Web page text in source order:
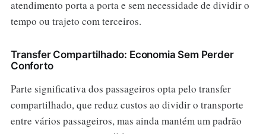
atendimento porta a porta e sem necessidade de dividir o
tempo ou trajeto com terceiros.
Transfer Compartilhado: Economia Sem Perder
Conforto
Parte significativa dos passageiros opta pelo transfer
compartilhado, que reduz custos ao dividir o transporte
entre vários passageiros, mas ainda mantém um padrão